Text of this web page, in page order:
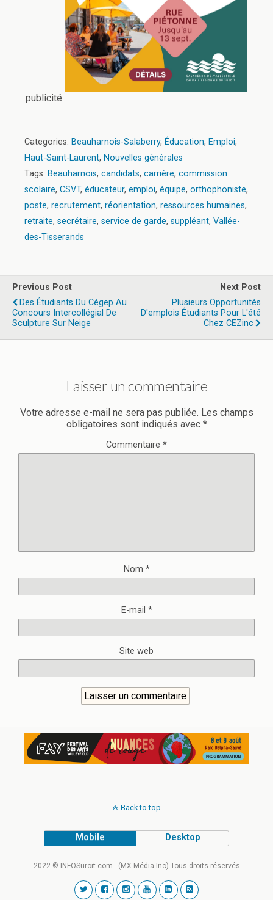
publicité
Categories: Beauharnois-Salaberry, Éducation, Emploi,
Haut-Saint-Laurent, Nouvelles générales
Tags: Beauharnois, candidats, carrière, commission
scolaire, CSVT, éducateur, emploi, équipe, orthophoniste,
poste, recrutement, réorientation, ressources humaines,
retraite, secrétaire, service de garde, suppléant, Vallée-
des-Tisserands
Previous Post
Des Étudiants Du Cégep Au
Concours Intercollégial De
Sculpture Sur Neige
Next Post
Plusieurs Opportunités
D'emplois Étudiants Pour L'été
Chez CEZinc
Laisser un commentaire
Votre adresse e-mail ne sera pas publiée. Les champs
obligatoires sont indiqués avec *
Commentaire *
Nom *
E-mail *
Site web
Back to top
Mobile Desktop
2022 © INFOSuroit.com - (MX Média Inc) Tous droits réservés